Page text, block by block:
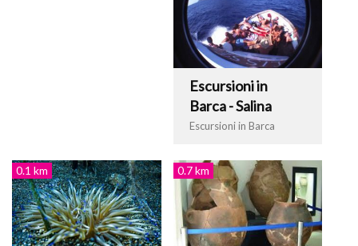
Escursioni in
Barca - Salina
Escursioni in Barca
0.1 km 0.7 km